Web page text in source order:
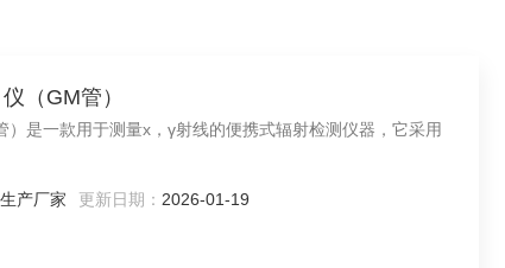
（GM管）
是一款用于测量x，γ射线的便携式辐射检测仪器，它采用
生产厂家 更新日期： 2026-01-19